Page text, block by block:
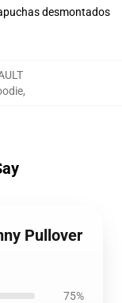
desmontados
,
Pullover
75%